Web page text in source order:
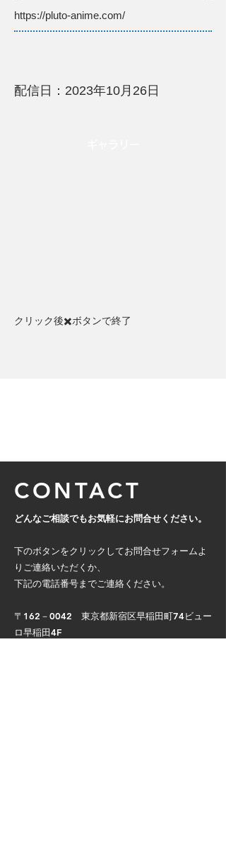
https://pluto-anime.com/
配信日：2023年10月26日
クリック後✖️ボタンで終了​
CONTACT
どんなご相談でもお気軽にお問合せください。
下のボタンをクリックしてお問合せフォームよ
りご連絡いただくか、
下記の電話番号までご連絡ください。
〒162－0042 東京都新宿区早稲田町74ビュー
ロ早稲田4F​